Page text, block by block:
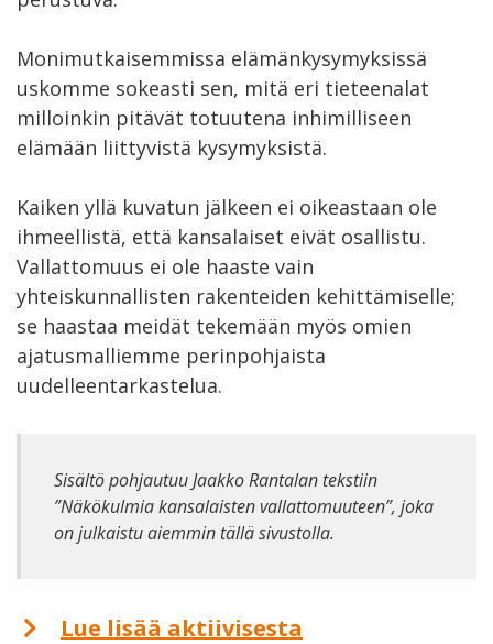
Monimutkaisemmissa elämänkysymyksissä
uskomme sokeasti sen, mitä eri tieteenalat
milloinkin pitävät totuutena inhimilliseen
elämään liittyvistä kysymyksistä.
Kaiken yllä kuvatun jälkeen ei oikeastaan ole
ihmeellistä, että kansalaiset eivät osallistu.
Vallattomuus ei ole haaste vain
yhteiskunnallisten rakenteiden kehittämiselle;
se haastaa meidät tekemään myös omien
ajatusmalliemme perinpohjaista
uudelleentarkastelua.
Sisältö pohjautuu Jaakko Rantalan tekstiin
”Näkökulmia kansalaisten vallattomuuteen”, joka
on julkaistu aiemmin tällä sivustolla.
Lue lisää aktiivisesta